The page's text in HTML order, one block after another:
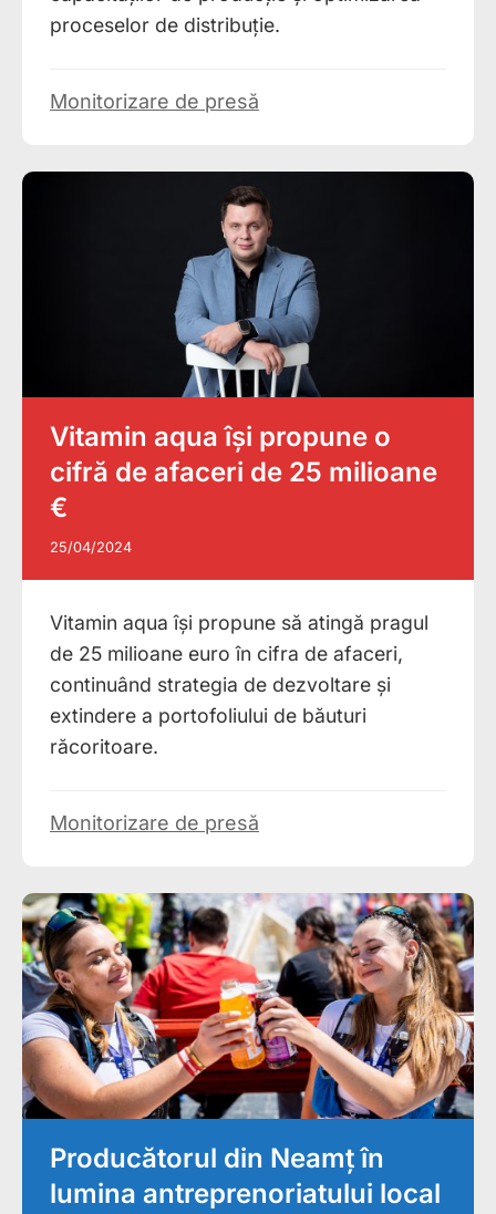
proceselor de distribuție.
Monitorizare de presă
Vitamin aqua își propune o
cifră de afaceri de 25 milioane
€
25/04/2024
Vitamin aqua își propune să atingă pragul
de 25 milioane euro în cifra de afaceri,
continuând strategia de dezvoltare și
extindere a portofoliului de băuturi
răcoritoare.
Monitorizare de presă
Producătorul din Neamț în
lumina antreprenoriatului local